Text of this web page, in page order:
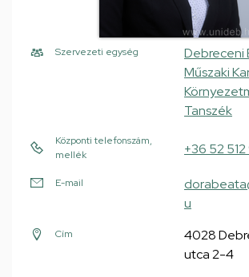
Szervezeti egység
Debreceni
Műszaki
Tanszék
Központi telefonszám,
mellék
+36 52
E-mail
u
Cím
4028
utca 2-4